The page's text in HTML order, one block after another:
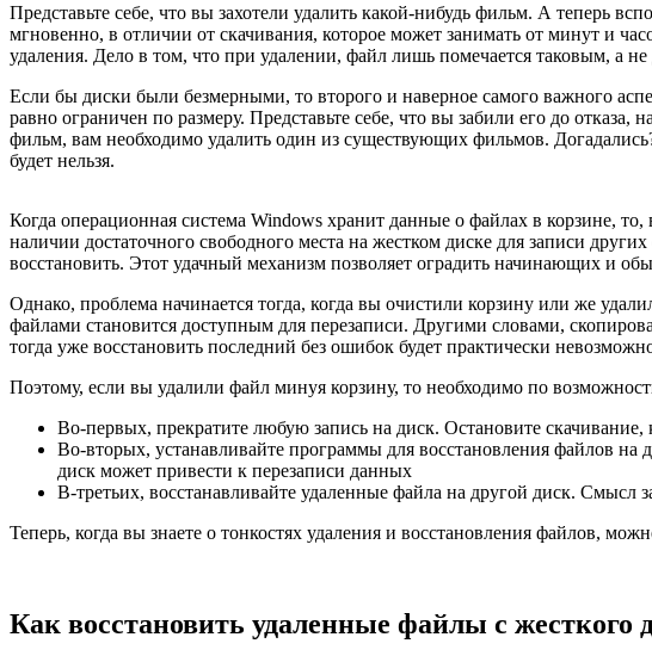
Представьте себе, что вы захотели удалить какой-нибудь фильм. А теперь
мгновенно, в отличии от скачивания, которое может занимать от минут и
удаления. Дело в том, что при удалении, файл лишь помечается таковым, а
Если бы диски были безмерными, то второго и наверное самого важного
равно ограничен по размеру. Представьте себе, что вы забили его до
фильм, вам необходимо удалить один из существующих фильмов.
будет нельзя.
Когда операционная система Windows хранит данные о файлах в корзине,
наличии достаточного свободного места на жестком диске для записи
восстановить. Этот удачный механизм позволяет оградить начинающих и
Однако, проблема начинается тогда, когда вы очистили корзину или же
файлами становится доступным для перезаписи. Другими словами,
тогда уже восстановить последний без ошибок будет практически
Поэтому, если вы удалили файл минуя корзину, то необходимо по
Во-первых, прекратите любую запись на диск. Остановите
Во-вторых, устанавливайте программы для восстановления файлов на
диск может привести к перезаписи данных
В-третьих, восстанавливайте удаленные файла на другой диск. Смысл
Теперь, когда вы знаете о тонкостях удаления и восстановления файлов,
Как восстановить удаленные файлы с жесткого